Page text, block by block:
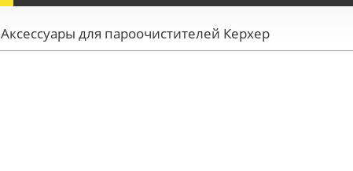
Аксессуары для пароочистителей Керхер